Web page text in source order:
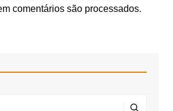
comentários são processados.